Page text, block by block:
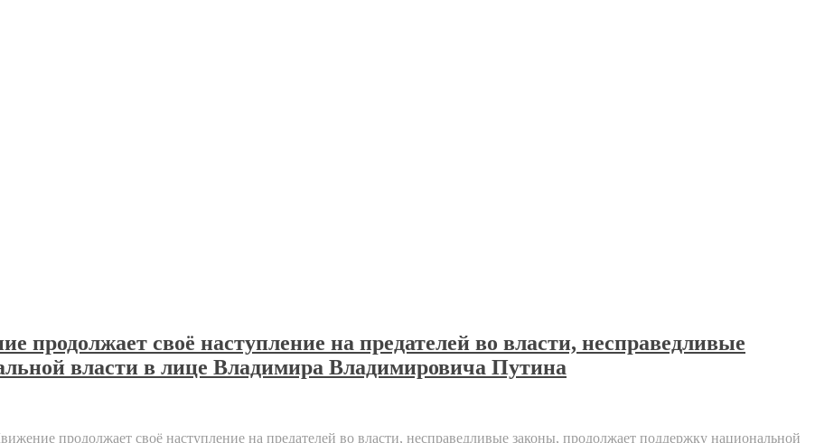
продолжает своё наступление на предателей во власти, несправедливые
власти в лице Владимира Владимировича Путина
продолжает своё наступление на предателей во власти, несправедливые законы, продолжает поддержку национальной